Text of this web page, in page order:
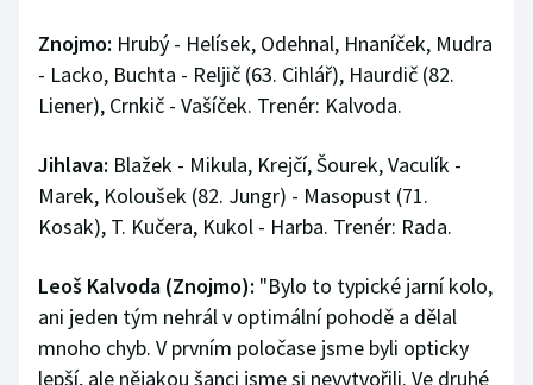
Plážový volejbal
Ragby
Rychlobruslení
Rychlostní kanoistika
Short track
Sportovní střelba
Znojmo: Hrubý - Helísek, Odehnal, Hnaníček, Mudra
- Lacko, Buchta - Reljič (63. Cihlář), Haurdič (82.
Liener), Crnkič - Vašíček. Trenér: Kalvoda.
Jihlava: Blažek - Mikula, Krejčí, Šourek, Vaculík -
Marek, Koloušek (82. Jungr) - Masopust (71.
Kosak), T. Kučera, Kukol - Harba. Trenér: Rada.
Leoš Kalvoda (Znojmo): "Bylo to typické jarní kolo,
ani jeden tým nehrál v optimální pohodě a dělal
mnoho chyb. V prvním poločase jsme byli opticky
lepší, ale nějakou šanci jsme si nevytvořili. Ve druhé